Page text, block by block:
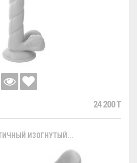
24 200 T
ИЗОГНУТЫЙ...